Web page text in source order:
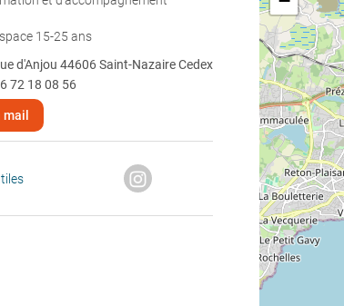
15-25 ans
d'Anjou 44606 Saint-Nazaire Cedex
72 18 08 56